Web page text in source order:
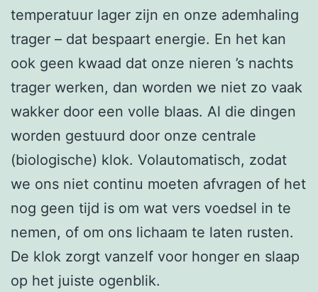
temperatuur lager zijn en onze ademhaling
trager – dat bespaart energie. En het kan
ook geen kwaad dat onze nieren ’s nachts
trager werken, dan worden we niet zo vaak
wakker door een volle blaas. Al die dingen
worden gestuurd door onze centrale
(biologische) klok. Volautomatisch, zodat
we ons niet continu moeten afvragen of het
nog geen tijd is om wat vers voedsel in te
nemen, of om ons lichaam te laten rusten.
De klok zorgt vanzelf voor honger en slaap
op het juiste ogenblik.